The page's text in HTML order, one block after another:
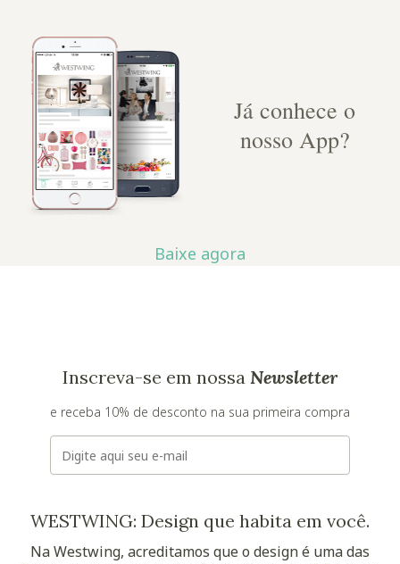
Já conhece o
nosso App?
Baixe agora
Inscreva-se em nossa Newsletter
e receba 10% de desconto na sua primeira compra
E-mail
WESTWING: Design que habita em você.
Na Westwing, acreditamos que o design é uma das